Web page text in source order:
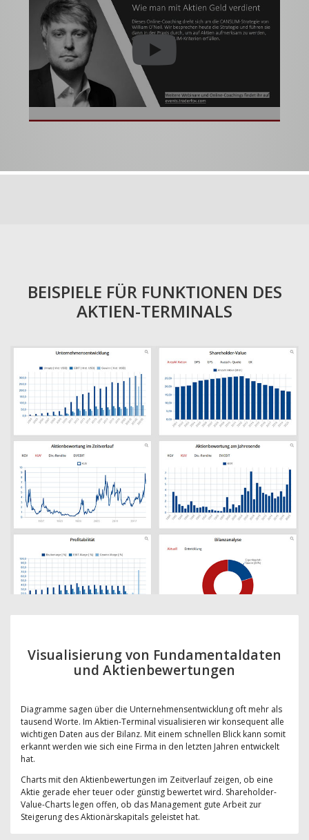
BEISPIELE FÜR FUNKTIONEN DES
AKTIEN-TERMINALS
Visualisierung von Fundamentaldaten
und Aktienbewertungen
Diagramme sagen über die Unternehmensentwicklung oft mehr als
tausend Worte. Im Aktien-Terminal visualisieren wir konsequent alle
wichtigen Daten aus der Bilanz. Mit einem schnellen Blick kann somit
erkannt werden wie sich eine Firma in den letzten Jahren entwickelt
hat.
Charts mit den Aktienbewertungen im Zeitverlauf zeigen, ob eine
Aktie gerade eher teuer oder günstig bewertet wird. Shareholder-
Value-Charts legen offen, ob das Management gute Arbeit zur
Steigerung des Aktionärskapitals geleistet hat.